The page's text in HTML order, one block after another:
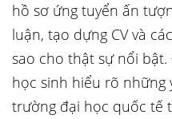
hồ sơ ứng tuyển ấn
luận, tạo dựng CV và
sao cho thật sự nổi
học sinh hiểu rõ những
trường đại học quốc tế